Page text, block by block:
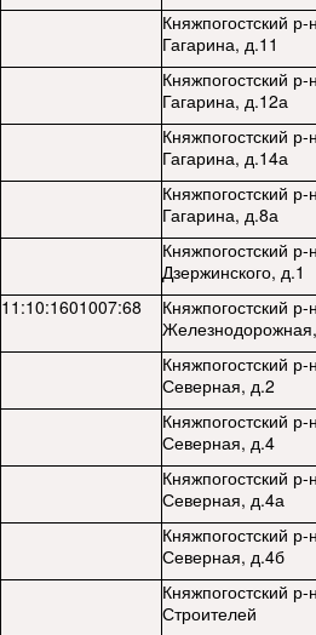
Княжпогостский
Гагарина, д.11
Княжпогостский
Гагарина, д.12а
Княжпогостский
Гагарина, д.14а
Княжпогостский
Гагарина, д.8а
Княжпогостский
Дзержинского, д.1
11:10:1601007:68
Княжпогостский
Княжпогостский
Северная, д.2
Княжпогостский
Северная, д.4
Княжпогостский
Северная, д.4а
Княжпогостский
Северная, д.4б
Княжпогостский
Строителей